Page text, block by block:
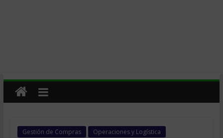
Gestión de Compras Operaciones y Logística